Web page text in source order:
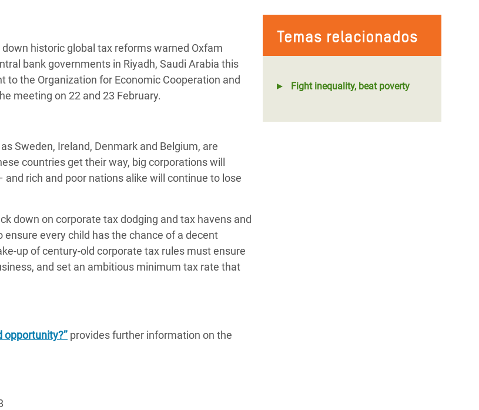
Refugiadas
Rohinyá
Temas relacionados
Fight inequality, beat poverty
historic global tax reforms warned Oxfam
bank governments in Riyadh, Saudi Arabia this
the Organization for Economic Cooperation and
meeting on 22 and 23 February.
Sweden, Ireland, Denmark and Belgium, are
countries get their way, big corporations will
rich and poor nations alike will continue to lose
down on corporate tax dodging and tax havens and
every child has the chance of a decent
up of century-old corporate tax rules must ensure
and set an ambitious minimum tax rate that
’ provides further information on the